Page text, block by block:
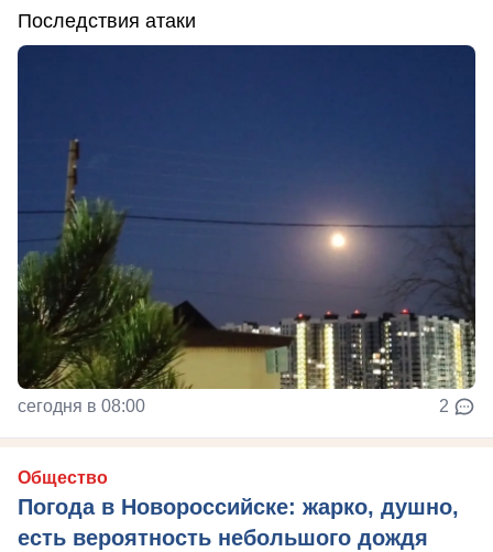
Последствия атаки
сегодня в 08:00 2
Общество
Погода в Новороссийске: жарко, душно,
есть вероятность небольшого дождя